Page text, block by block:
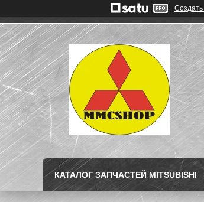
Создать
КАТАЛОГ ЗАПЧАСТЕЙ MITSUBISHI